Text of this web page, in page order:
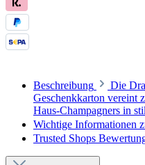
Beschreibung
Die
Geschenkkarton vereint
Haus-Champagners in
Wichtige Informationen
Trusted Shops